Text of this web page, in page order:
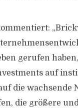
gerufen
auf
die wachsende
die größere